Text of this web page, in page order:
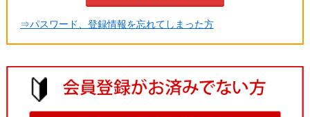
⇒パスワード、登録情報を忘れてしまった方